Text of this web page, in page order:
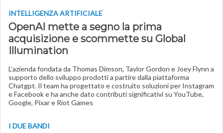
INTELLIGENZA ARTIFICIALE
OpenAI mette a segno la prima
acquisizione e scommette su Global
Illumination
L’azienda fondata da Thomas Dimson, Taylor Gordon e Joey Flynn a
supporto dello sviluppo prodotti a partire dalla piattaforma
Chatgpt. Il team ha progettato e costruito soluzioni per Instagram
e Facebook e ha anche dato contributi significativi su YouTube,
Google, Pixar e Riot Games
I DUE BANDI